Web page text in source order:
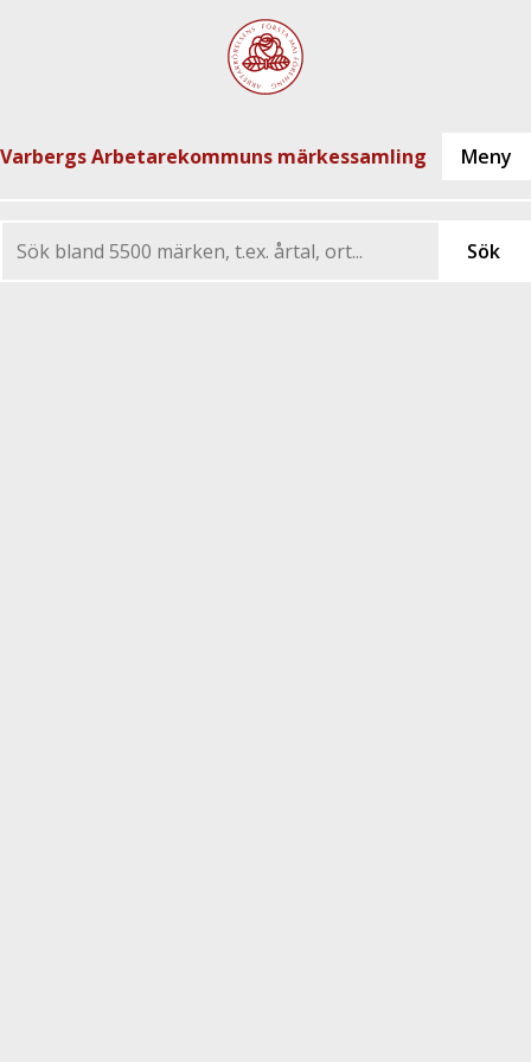
Varbergs Arbetarekommuns märkessamling